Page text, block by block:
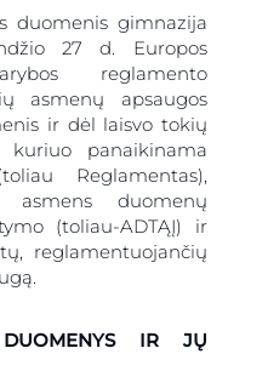
duomenis gimnazija
27 d. Europos
reglamento
asmenų apsaugos
ir dėl laisvo tokių
panaikinama
Reglamentas),
asmens duomenų
(toliau-ADTĄĮ) ir
reglamentuojančių
IR JŲ